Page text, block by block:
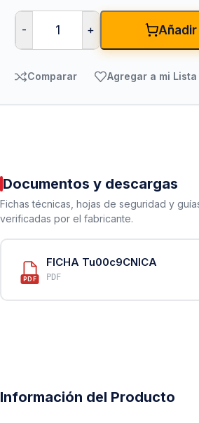
- +
Comparar Agregar a mi Lista
Documentos y descargas
Fichas técnicas, hojas de seguridad y
verificadas por el fabricante.
PDF
FICHA Tu00c9CNICA
PDF
Información del Producto